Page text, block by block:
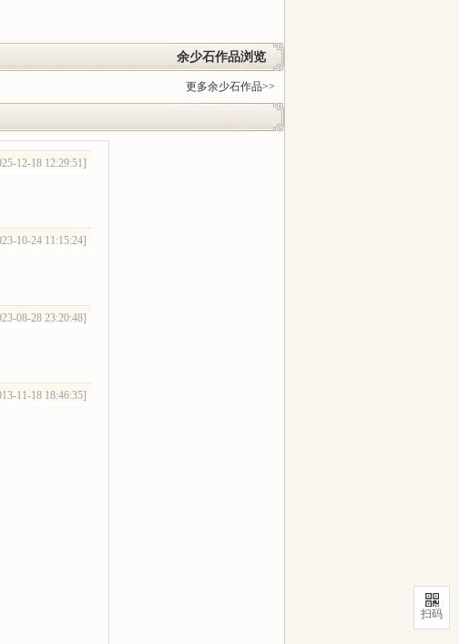
余少石作品浏览
更多余少石作品>>
12-18 12:29:51]
10-24 11:15:24]
08-28 23:20:48]
11-18 18:46:35]
扫码